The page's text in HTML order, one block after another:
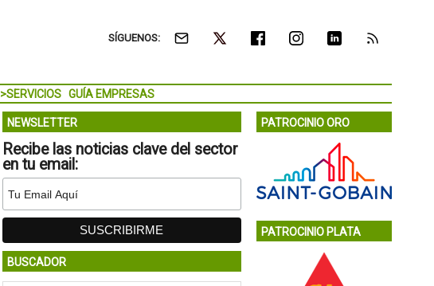
SÍGUENOS:
>SERVICIOS GUÍA EMPRESAS
NEWSLETTER
Recibe las noticias clave del sector
en tu email:
BUSCADOR
PATROCINIO ORO
PATROCINIO PLATA